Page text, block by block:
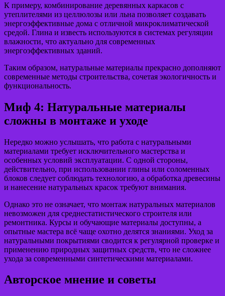
К примеру, комбинирование деревянных каркасов с
утеплителями из целлюлозы или льна позволяет создавать
энергоэффективные дома с отличной микроклиматической
средой. Глина и известь используются в системах регуляции
влажности, что актуально для современных
энергоэффективных зданий.
Таким образом, натуральные материалы прекрасно дополняют
современные методы строительства, сочетая экологичность и
функциональность.
Миф 4: Натуральные материалы
сложны в монтаже и уходе
Нередко можно услышать, что работа с натуральными
материалами требует исключительного мастерства и
особенных условий эксплуатации. С одной стороны,
действительно, при использовании глины или соломенных
блоков следует соблюдать технологию, а обработка древесины
и нанесение натуральных красок требуют внимания.
Однако это не означает, что монтаж натуральных материалов
невозможен для среднестатистического строителя или
ремонтника. Курсы и обучающие материалы доступны, а
опытные мастера всё чаще охотно делятся знаниями. Уход за
натуральными покрытиями сводится к регулярной проверке и
применению природных защитных средств, что не сложнее
ухода за современными синтетическими материалами.
Авторское мнение и советы